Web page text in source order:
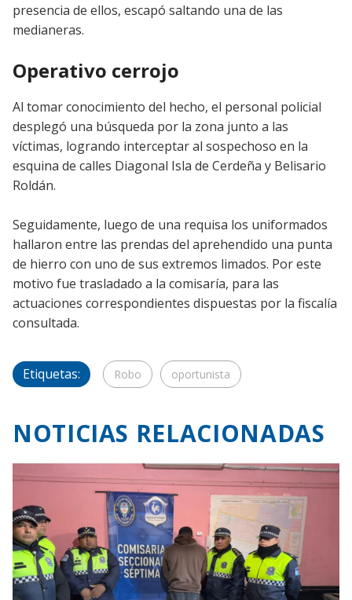
presencia de ellos, escapó saltando una de las
medianeras.
Operativo cerrojo
Al tomar conocimiento del hecho, el personal policial
desplegó una búsqueda por la zona junto a las
víctimas, logrando interceptar al sospechoso en la
esquina de calles Diagonal Isla de Cerdeña y Belisario
Roldán.
Seguidamente, luego de una requisa los uniformados
hallaron entre las prendas del aprehendido una punta
de hierro con uno de sus extremos limados. Por este
motivo fue trasladado a la comisaría, para las
actuaciones correspondientes dispuestas por la fiscalía
consultada.
Etiquetas: Robo oportunista
NOTICIAS RELACIONADAS